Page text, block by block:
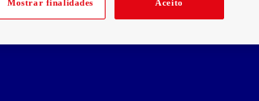
Mostrar finalidades Aceito